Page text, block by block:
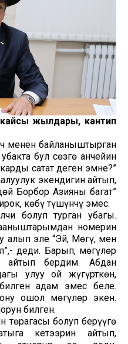
жылдары, кантип
менен байланыштырган
бул сөзгө анчейин
сатат деген эмне?”
экендигин айтып,
Борбор Азияны багат”
көбү түшүнчү эмес.
болуп турган убагы.
номерин
эле “Эй, Мөңгү, мен
деди. Барып, мөңгүлөр
айтып бердим. Абдан
улуу ой жүгүрткөн,
адам эмес беле.
ошол мөңгүлөр экен.
билген.
төрагасы болуп берүүгө
кетээрин айтып,